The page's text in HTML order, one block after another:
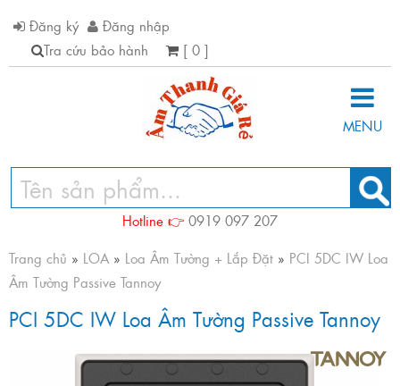
Đăng ký
Đăng nhập
Tra cứu bảo hành
[ 0 ]
MENU
Hotline 👉 0919 097 207
Trang chủ » LOA » Loa Âm Tường + Lắp Đặt » PCI 5DC IW Loa
Âm Tường Passive Tannoy
PCI 5DC IW Loa Âm Tường Passive Tannoy